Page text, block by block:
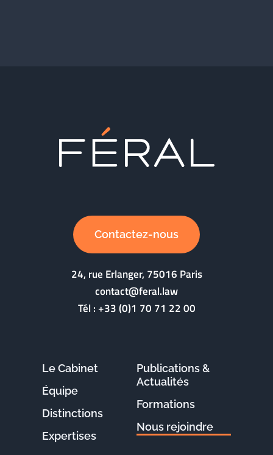
Contactez-nous
24, rue Erlanger, 75016 Paris
contact@feral.law
Tél :+33 (0)1 70 71 22 00
Le Cabinet
Équipe
Distinctions
Expertises
Publications &
Actualités
Formations
Nous rejoindre